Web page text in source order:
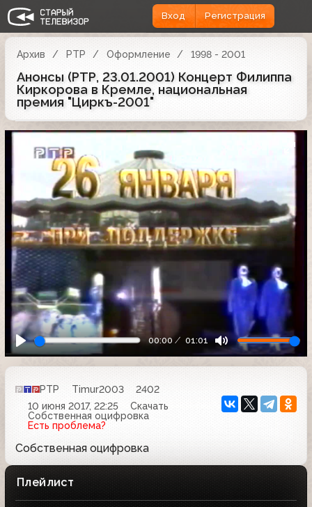
Вход Регистрация
Архив РТР Оформление 1998 - 2001
Анонсы (РТР, 23.01.2001) Концерт Филиппа
Киркорова в Кремле, национальная
премия "Циркъ-2001"
00:00 01:01
РТР Timur2003
2402
10 июня 2017, 22:25
Скачать
Собственная оцифровка
Есть проблема?
Собственная оцифровка
Плейлист